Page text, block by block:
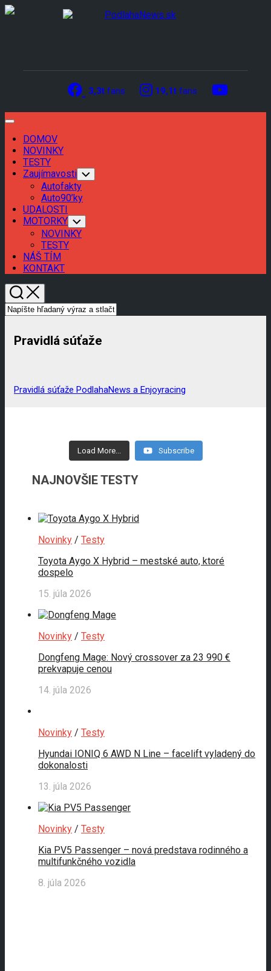
Skip
3,3tfans 19,1tfans
Expand
MenuDOMOV
NOVINKY
TESTY
Zaujímavosti Toggle
Child
Menu
Autofakty
Auto90’ky
UDALOSTI
MOTORKY Toggle
Child
Menu
NOVINKY
TESTY
NÁŠ TÍM
KONTAKT
Pravidlá súťaže
Pravidlá súťaže PodlahaNews a Enjoyracing
Load More... Subscribe
NAJNOVŠIE TESTY
Novinky / Testy
Toyota Aygo X Hybrid – mestské auto, ktoré
dospelo
15. júla 2026
Novinky / Testy
Dongfeng Mage: Nový crossover za 23 990 €
prekvapuje cenou
14. júla 2026
Novinky / Testy
Hyundai IONIQ 6 AWD N Line – facelift vyladený do
dokonalosti
13. júla 2026
Novinky / Testy
Kia PV5 Passenger – nová predstava rodinného a
multifunkčného vozidla
8. júla 2026